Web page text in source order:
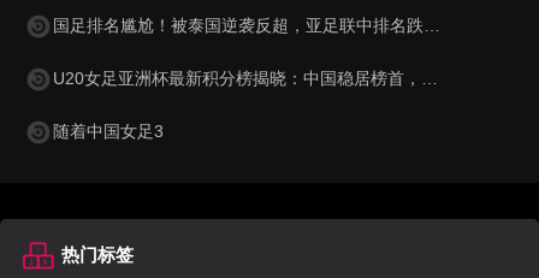
国足排名尴尬！被泰国逆袭反超，亚足联中排名跌至第15，被巴勒斯坦紧逼
U20女足亚洲杯最新积分榜揭晓：中国稳居榜首，韩国与澳大利亚表现抢眼
随着中国女足3
热门标签